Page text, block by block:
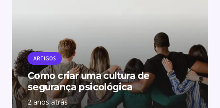
ARTIGOS
Como criar uma cultura de
segurança psicológica
2 anos atrás